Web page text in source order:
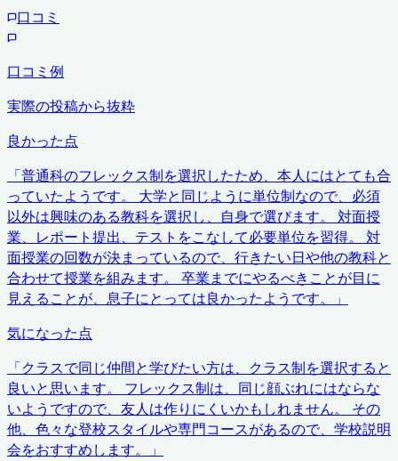
口コミ
口コミ例
実際の投稿から抜粋
良かった点
「普通科のフレックス制を選択したため、本人にはとても合
っていたようです。 大学と同じように単位制なので、必須
以外は興味のある教科を選択し、自身で選びます。 対面授
業、レポート提出、テストをこなして必要単位を習得。 対
面授業の回数が決まっているので、行きたい日や他の教科と
合わせて授業を組みます。 卒業までにやるべきことが目に
見えることが、息子にとっては良かったようです。 」
気になった点
「クラスで同じ仲間と学びたい方は、クラス制を選択すると
良いと思います。 フレックス制は、同じ顔ぶれにはならな
いようですので、友人は作りにくいかもしれません。 その
他、色々な登校スタイルや専門コースがあるので、学校説明
会をおすすめします。 」